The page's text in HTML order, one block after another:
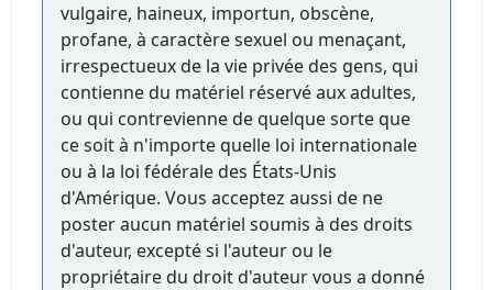
vulgaire, haineux, importun, obscène,
profane, à caractère sexuel ou menaçant,
irrespectueux de la vie privée des gens, qui
contienne du matériel réservé aux adultes,
ou qui contrevienne de quelque sorte que
ce soit à n'importe quelle loi internationale
ou à la loi fédérale des États-Unis
d'Amérique. Vous acceptez aussi de ne
poster aucun matériel soumis à des droits
d'auteur, excepté si l'auteur ou le
propriétaire du droit d'auteur vous a donné